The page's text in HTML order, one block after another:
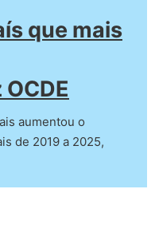
que mais
aumentou o
de 2019 a 2025,